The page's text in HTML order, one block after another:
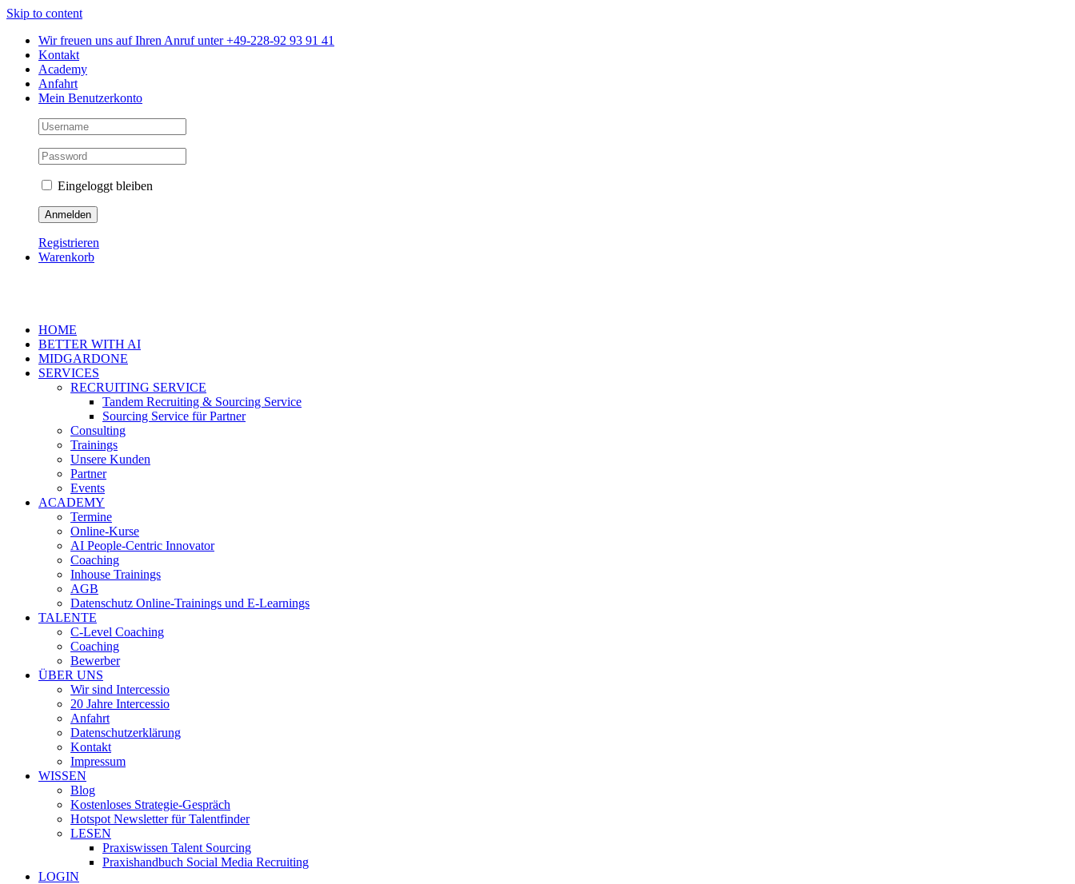
Skip to content
Wir freuen uns auf Ihren Anruf unter +49-228-92 93 91 41
Kontakt
Academy
Anfahrt
Mein Benutzerkonto
Eingeloggt bleiben
Registrieren
Warenkorb
HOME
BETTER WITH AI
MIDGARDONE
SERVICES
RECRUITING SERVICE
Tandem Recruiting & Sourcing Service
Sourcing Service für Partner
Consulting
Trainings
Unsere Kunden
Partner
Events
ACADEMY
Termine
Online-Kurse
AI People-Centric Innovator
Coaching
Inhouse Trainings
AGB
Datenschutz Online-Trainings und E-Learnings
TALENTE
C-Level Coaching
Coaching
Bewerber
ÜBER UNS
Wir sind Intercessio
20 Jahre Intercessio
Anfahrt
Datenschutzerklärung
Kontakt
Impressum
WISSEN
Blog
Kostenloses Strategie-Gespräch
Hotspot Newsletter für Talentfinder
LESEN
Praxiswissen Talent Sourcing
Praxishandbuch Social Media Recruiting
LOGIN